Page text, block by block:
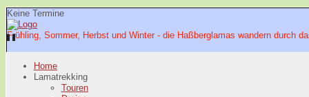
Keine Termine
Frühling, Sommer, Herbst und Winter - die Haßberglamas wandern durch
Home
Lamatrekking
Touren